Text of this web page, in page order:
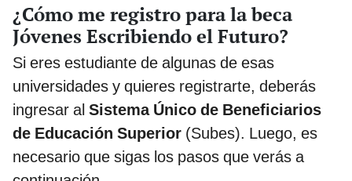
¿Cómo me registro para la beca
Jóvenes Escribiendo el Futuro?
Si eres estudiante de algunas de esas
universidades y quieres registrarte, deberás
ingresar al Sistema Único de Beneficiarios
de Educación Superior (Subes). Luego, es
necesario que sigas los pasos que verás a